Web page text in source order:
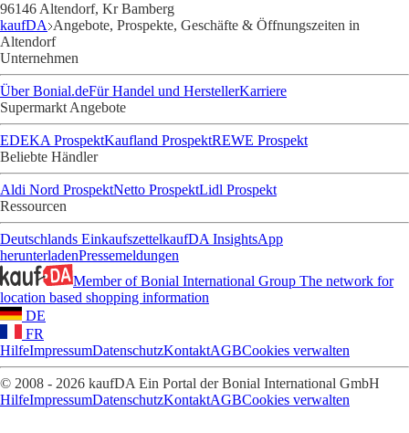
96146 Altendorf, Kr Bamberg
kaufDA Angebote, Prospekte, Geschäfte & Öffnungszeiten in
Altendorf
Unternehmen
Über Bonial.deFür Handel und HerstellerKarriere
Supermarkt Angebote
EDEKA ProspektKaufland ProspektREWE Prospekt
Beliebte Händler
Aldi Nord ProspektNetto ProspektLidl Prospekt
Ressourcen
Deutschlands EinkaufszettelkaufDA InsightsApp
herunterladenPressemeldungen
Member of Bonial International Group The network for
location based shopping information
DE
FR
HilfeImpressumDatenschutzKontaktAGBCookies verwalten
© 2008 - 2026 kaufDA Ein Portal der Bonial International GmbH
HilfeImpressumDatenschutzKontaktAGBCookies verwalten